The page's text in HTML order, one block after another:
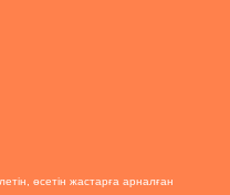
өсетін жастарға арналған